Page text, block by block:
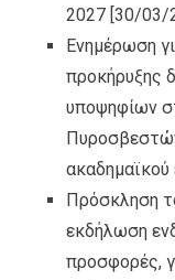
2027 [30/03/
Ενημέρωση
προκήρυξης
υποψηφίων
Πρόσκληση
εκδήλωση
προσφορές,